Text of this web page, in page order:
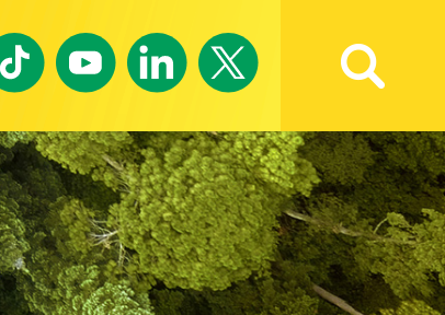
Ricerca avanzata